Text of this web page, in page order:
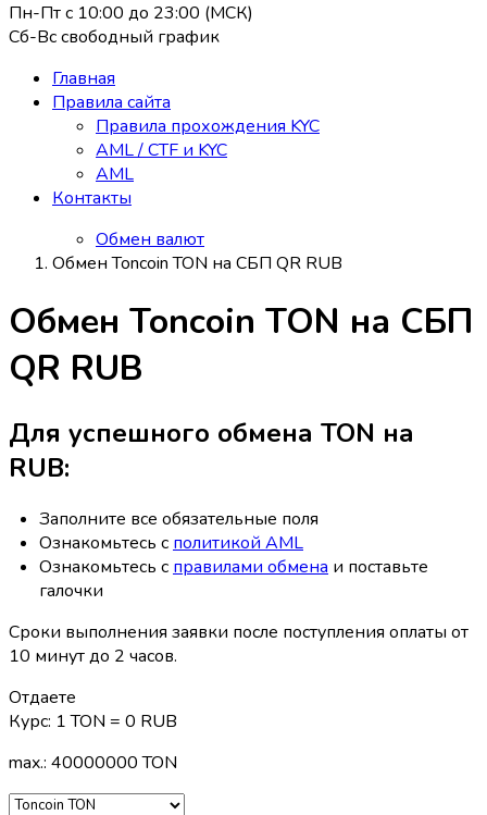
Пн-Пт с 10:00 до 23:00 (МСК)
Сб-Вс свободный график
Главная
Правила сайта
Правила прохождения KYC
AML / CTF и KYC
AML
Контакты
Обмен валют
Обмен Toncoin TON на СБП QR RUB
Обмен Toncoin TON на СБП
QR RUB
Для успешного обмена TON на
RUB:
Заполните все обязательные поля
Ознакомьтесь с политикой AML
Ознакомьтесь с правилами обмена и поставьте
галочки
Сроки выполнения заявки после поступления оплаты от
10 минут до 2 часов.
Отдаете
Курс: 1 TON = 0 RUB
max.: 40000000 TON